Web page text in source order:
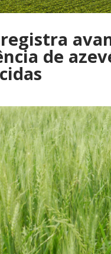
de